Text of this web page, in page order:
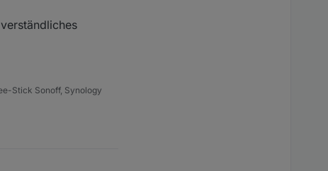
Stick Sonoff, Synology